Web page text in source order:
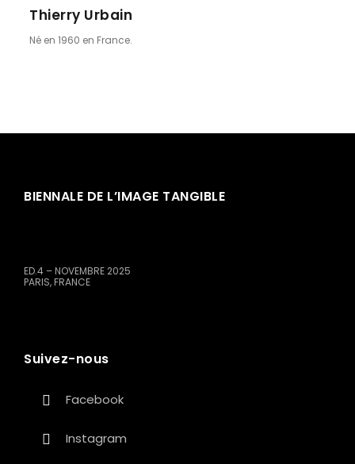
Thierry Urbain
Né en 1960 en France.
BIENNALE DE L’IMAGE TANGIBLE
ED.4 – NOVEMBRE 2025
PARIS, FRANCE
Suivez-nous
Facebook
Instagram